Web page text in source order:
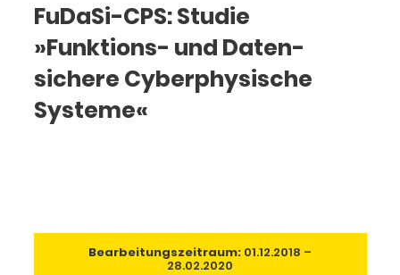
FuDaSi-CPS: Studie
»Funktions- und Daten­
sichere Cyberphysische
Systeme«
Bearbeitungszeitraum: 01.12.2018 –
28.02.2020